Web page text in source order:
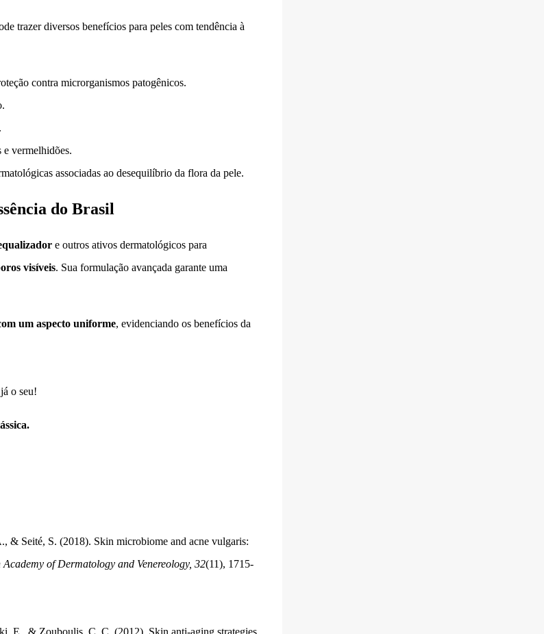
trazer diversos benefícios para peles com tendência à
contra microrganismos patogênicos.
vermelhidões.
associadas ao desequilíbrio da flora da pele.
do Brasil
e outros ativos dermatológicos para
visíveis. Sua formulação avançada garante uma
um aspecto uniforme, evidenciando os benefícios da
o seu!
Seité, S. (2018). Skin microbiome and acne vulgaris:
of Dermatology and Venereology, 32(11), 1715-